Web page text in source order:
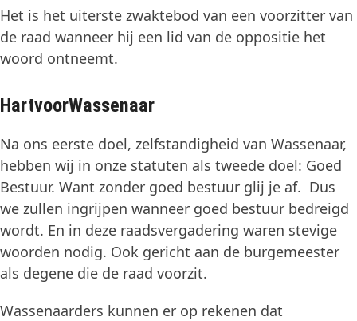
Het is het uiterste zwaktebod van een voorzitter van
de raad wanneer hij een lid van de oppositie het
woord ontneemt.
HartvoorWassenaar
Na ons eerste doel, zelfstandigheid van Wassenaar,
hebben wij in onze statuten als tweede doel: Goed
Bestuur. Want zonder goed bestuur glij je af. Dus
we zullen ingrijpen wanneer goed bestuur bedreigd
wordt. En in deze raadsvergadering waren stevige
woorden nodig. Ook gericht aan de burgemeester
als degene die de raad voorzit.
Wassenaarders kunnen er op rekenen dat